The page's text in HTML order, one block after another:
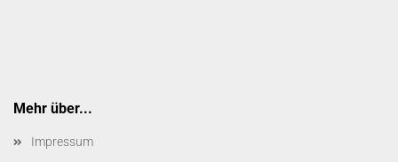
Mehr über...
Impressum